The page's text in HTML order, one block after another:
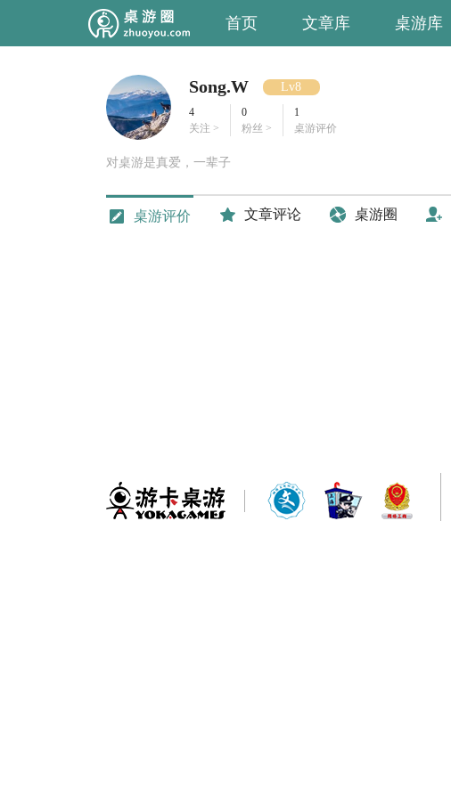
首页 文章库 桌游库
Song.W Lv8
4
关注 >
0
粉丝 >
1
桌游评价
对桌游是真爱，一辈子
桌游评价 文章评论 桌游圈